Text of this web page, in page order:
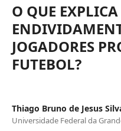
O QUE
JOGADORES
FUTEBOL?
Thiago Bruno de Jesus
Universidade Federal da